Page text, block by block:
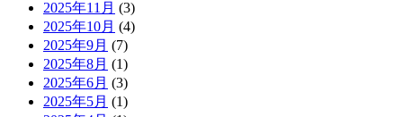
2025年11月 (3)
2025年10月 (4)
2025年9月 (7)
2025年8月 (1)
2025年6月 (3)
2025年5月 (1)